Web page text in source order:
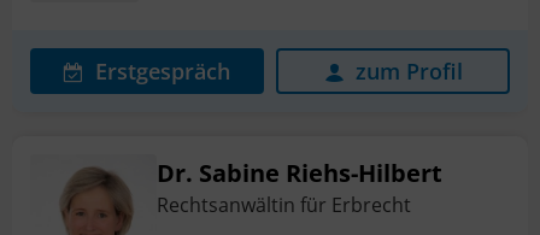
Erstgespräch zum Profil
Dr. Sabine Riehs-Hilbert
Rechtsanwältin für Erbrecht